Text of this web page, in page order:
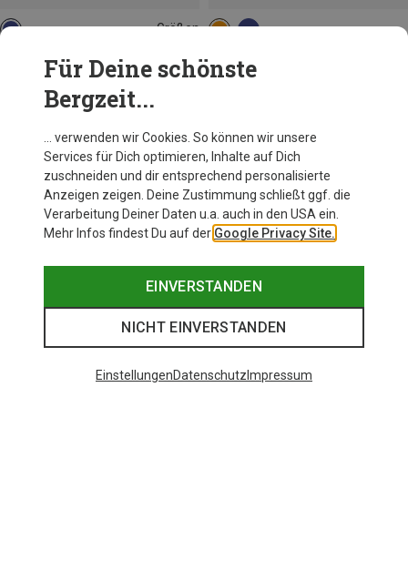
Größen
Bavarian Caps
Kinder Pumuckl Lacht 5-Panel Cap
Skylotec
Andere Kunden kauften auch
Für Deine schönste
Bergzeit...
… verwenden wir Cookies. So können wir unsere
Services für Dich optimieren, Inhalte auf Dich
zuschneiden und dir entsprechend personalisierte
Anzeigen zeigen. Deine Zustimmung schließt ggf. die
Verarbeitung Deiner Daten u.a. auch in den USA ein.
Mehr Infos findest Du auf der Google Privacy Site.
EINVERSTANDEN
NICHT EINVERSTANDEN
EinstellungenDatenschutz Impressum